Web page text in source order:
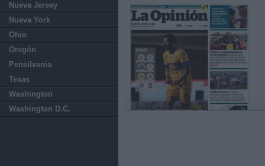
Nueva Jersey
Nueva York
Ohio
Oregón
Pensilvania
Texas
Washington
Washington D.C.